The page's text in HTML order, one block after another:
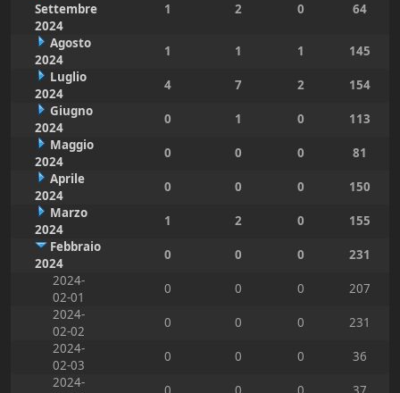
Settembre
2024
1 2 0 64
Agosto
2024
1 1 1
145
Luglio
2024
4 7 2
154
Giugno
2024
0 1 0
113
Maggio
2024
0 0 0
81
Aprile
2024
0 0 0
150
Marzo
2024
1 2 0
155
Febbraio
2024
0 0 0
231
2024-
02-01
0 0 0
207
2024-
02-02
0 0 0
231
2024-
02-03
0 0 0
36
2024-